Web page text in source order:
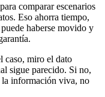
comparar escenarios
Eso ahorra tiempo,
haberse movido y
caso, miro el dato
sigue parecido. Si no,
información viva, no